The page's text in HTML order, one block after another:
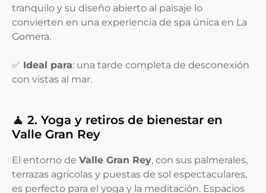
tranquilo y su diseño abierto al paisaje lo
convierten en una experiencia de spa única en La
Gomera.
✅ Ideal para: una tarde completa de desconexión
con vistas al mar.
🧘 2. Yoga y retiros de bienestar en
Valle Gran Rey
El entorno de Valle Gran Rey, con sus palmerales,
terrazas agrícolas y puestas de sol espectaculares,
es perfecto para el yoga y la meditación. Espacios